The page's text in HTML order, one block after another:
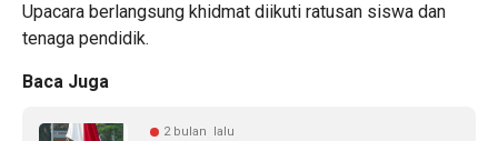
Upacara berlangsung khidmat diikuti ratusan siswa dan
tenaga pendidik.
Baca Juga
2 bulan lalu